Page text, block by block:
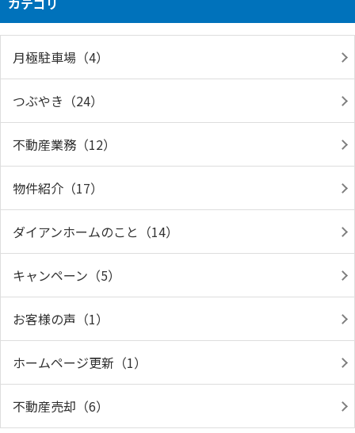
月極駐車場（4）
つぶやき（24）
不動産業務（12）
物件紹介（17）
ダイアンホームのこと（14）
キャンペーン（5）
お客様の声（1）
ホームページ更新（1）
不動産売却（6）